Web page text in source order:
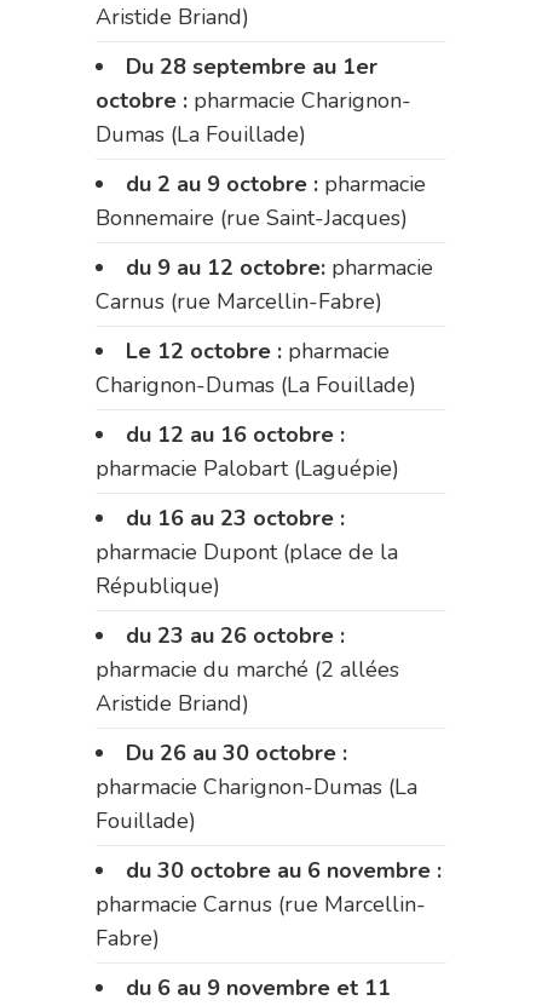
Aristide Briand)
Du 28 septembre au 1er
octobre : pharmacie Charignon-
Dumas (La Fouillade)
du 2 au 9 octobre : pharmacie
Bonnemaire (rue Saint-Jacques)
du 9 au 12 octobre: pharmacie
Carnus (rue Marcellin-Fabre)
Le 12 octobre : pharmacie
Charignon-Dumas (La Fouillade)
du 12 au 16 octobre :
pharmacie Palobart (Laguépie)
du 16 au 23 octobre :
pharmacie Dupont (place de la
République)
du 23 au 26 octobre :
pharmacie du marché (2 allées
Aristide Briand)
Du 26 au 30 octobre :
pharmacie Charignon-Dumas (La
Fouillade)
du 30 octobre au 6 novembre :
pharmacie Carnus (rue Marcellin-
Fabre)
du 6 au 9 novembre et 11